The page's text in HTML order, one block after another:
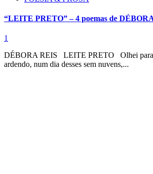
“LEITE PRETO” – 4 poemas de
1
DÉBORA REIS LEITE PRETO Olhei para
ardendo, num dia desses sem nuvens,...